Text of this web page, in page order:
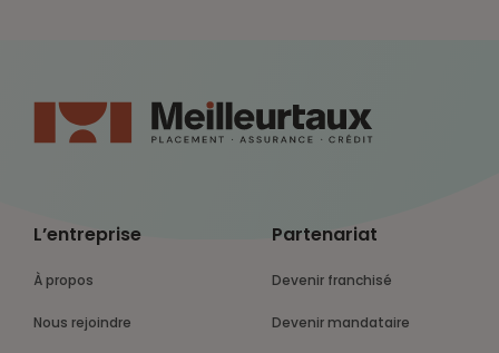
L’entreprise
À propos
Nous rejoindre
Partenariat
Devenir franchisé
Devenir mandataire